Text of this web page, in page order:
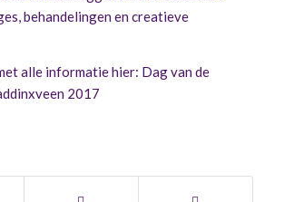
behandelingen en creatieve
alle informatie hier: Dag van de
2017